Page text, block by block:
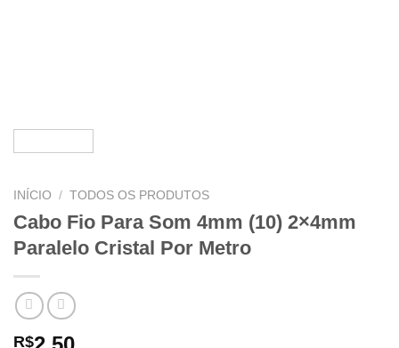
INÍCIO / TODOS OS PRODUTOS
Cabo Fio Para Som 4mm (10) 2×4mm
Paralelo Cristal Por Metro
R$